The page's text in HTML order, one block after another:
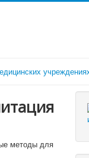
методы для